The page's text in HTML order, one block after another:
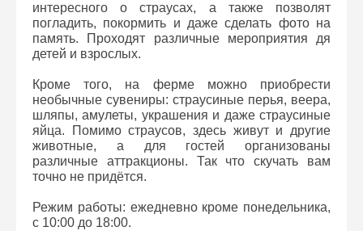
интересного о страусах, а также позволят
погладить, покормить и даже сделать фото на
память. Проходят различные мероприятия дя
детей и взрослых.
Кроме того, на ферме можно приобрести
необычные сувениры: страусиные перья, веера,
шляпы, амулеты, украшения и даже страусиные
яйца. Помимо страусов, здесь живут и другие
животные, а для гостей организованы
различные аттракционы. Так что скучать вам
точно не придётся.
Режим работы: ежедневно кроме понедельника,
с 10:00 до 18:00.